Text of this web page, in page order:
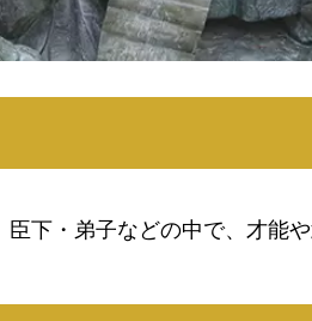
下・弟子などの中で、才能